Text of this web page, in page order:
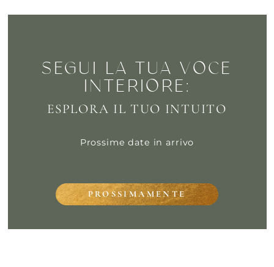
SEGUI LA TUA VOCE
INTERIORE:
ESPLORA IL TUO INTUITO
Prossime date in arrivo
PROSSIMAMENTE